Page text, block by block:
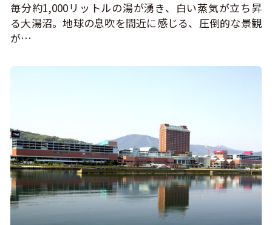
毎分約1,000リットルの湯が湧き、白い蒸気が立ち昇
る大湯沼。地球の息吹を間近に感じる、圧倒的な景観
が…